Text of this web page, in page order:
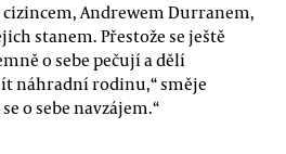
Andrewem Durranem,
stanem. Přestože se ještě
o sebe pečují a dělí
náhradní rodinu,“ směje
o sebe navzájem.“